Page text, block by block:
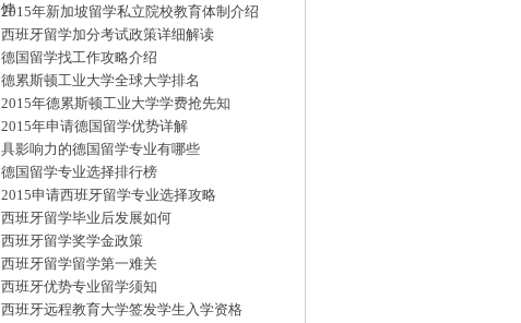
饽
2015年新加坡留学私立院校教育体制介绍
西班牙留学加分考试政策详细解读
德国留学找工作攻略介绍
德累斯顿工业大学全球大学排名
2015年德累斯顿工业大学学费抢先知
2015年申请德国留学优势详解
具影响力的德国留学专业有哪些
德国留学专业选择排行榜
2015申请西班牙留学专业选择攻略
西班牙留学毕业后发展如何
西班牙留学奖学金政策
西班牙留学留学第一难关
西班牙优势专业留学须知
西班牙远程教育大学签发学生入学资格